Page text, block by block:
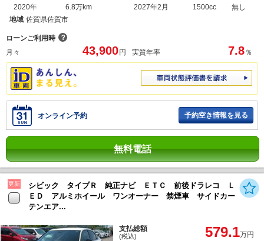
2020年
6.8万km
2027年2月
1500cc
無し
地域 佐賀県佐賀市
ローンご利用時 ？
月々
43,900 円 実質年率 7.8 ％
オンライン予約 予約空き情報を見る
無料電話
更新
シビック タイプＲ 純正ナビ ＥＴＣ 前後ドラレコ Ｌ
ＥＤ アルミホイール ワンオーナー 禁煙車 サイドカー
テンエア...
支払総額
(税込) 579.1万円